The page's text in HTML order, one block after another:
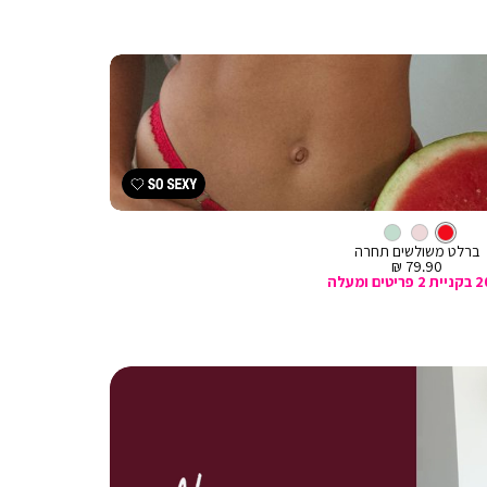
צבע
אדום אדום ורוד
מנטה
ברלט משולשים תחרה
מחיר
מכירה
79.90 ₪
ומעלה
ברלט